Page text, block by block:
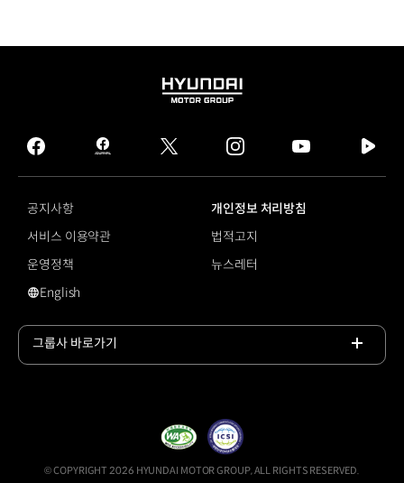
HYUNDAI
GROUP
facebook
hmg
journal
twitter instagram
tv
공지사항
개인정보 처리방침
서비스 이용약관
법적고지
운영정책
뉴스레터
영문 사이트로 이동
English
그룹사 바로가기
© COPYRIGHT 2026 HYUNDAI MOTOR GROUP, ALL RIGHTS RESERVED.